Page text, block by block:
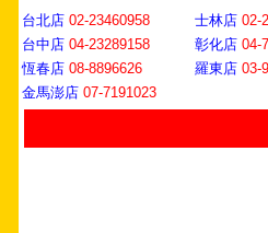
台北店 02-23460958 士林店 02-
台中店 04-23289158 彰化店 04-
恆春店 08-8896626 羅東店 03-
金馬澎店 07-7191023